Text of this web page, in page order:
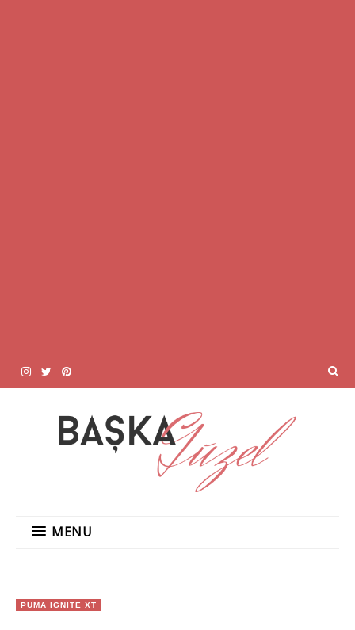
MENU
PUMA IGNITE XT